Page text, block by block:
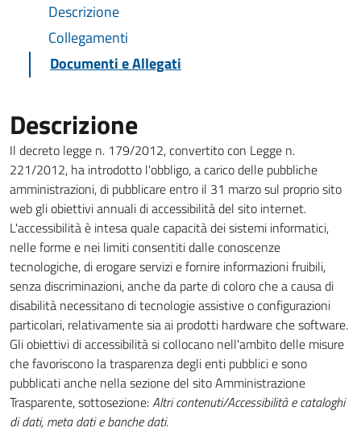
Descrizione
Collegamenti
Documenti e Allegati
Descrizione
Il decreto legge n. 179/2012, convertito con Legge n.
221/2012, ha introdotto l'obbligo, a carico delle pubbliche
amministrazioni, di pubblicare entro il 31 marzo sul proprio sito
web gli obiettivi annuali di accessibilità del sito internet.
L'accessibilità è intesa quale capacità dei sistemi informatici,
nelle forme e nei limiti consentiti dalle conoscenze
tecnologiche, di erogare servizi e fornire informazioni fruibili,
senza discriminazioni, anche da parte di coloro che a causa di
disabilità necessitano di tecnologie assistive o configurazioni
particolari, relativamente sia ai prodotti hardware che software.
Gli obiettivi di accessibilità si collocano nell'ambito delle misure
che favoriscono la trasparenza degli enti pubblici e sono
pubblicati anche nella sezione del sito Amministrazione
Trasparente, sottosezione:Altri contenuti/Accessibilità e cataloghi
di dati, meta dati e banche dati.